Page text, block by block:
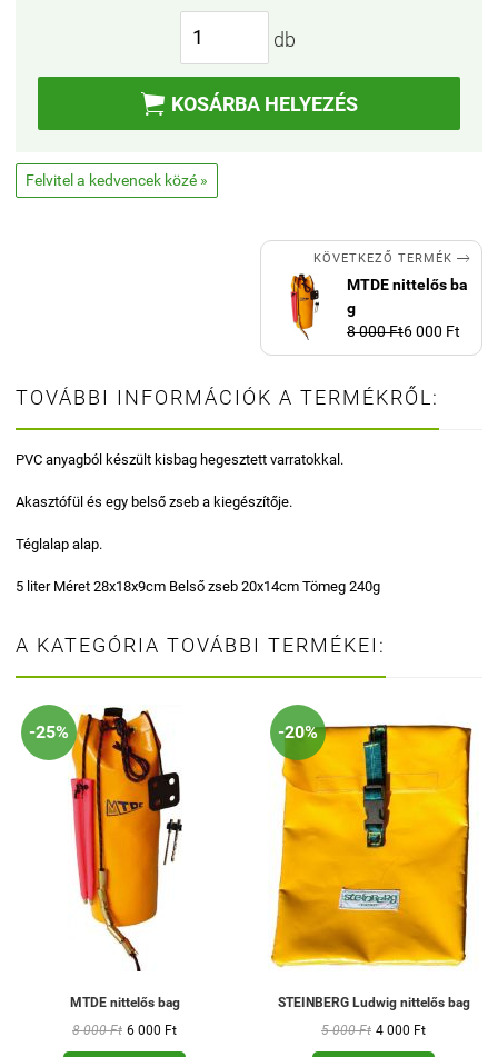
db
 KOSÁRBA HELYEZÉS
Felvitel a kedvencek közé »
KÖVETKEZŐ TERMÉK 
MTDE nittelős ba
g
8 000 Ft6 000 Ft
TOVÁBBI INFORMÁCIÓK A TERMÉKRŐL:
PVC anyagból készült kisbag hegesztett varratokkal.
Akasztófül és egy belső zseb a kiegészítője.
Téglalap alap.
5 liter Méret 28x18x9cm Belső zseb 20x14cm Tömeg 240g
A KATEGÓRIA TOVÁBBI TERMÉKEI:
-25%
MTDE nittelős bag
8 000 Ft 6 000 Ft
-20%
STEINBERG Ludwig nittelős bag
5 000 Ft 4 000 Ft